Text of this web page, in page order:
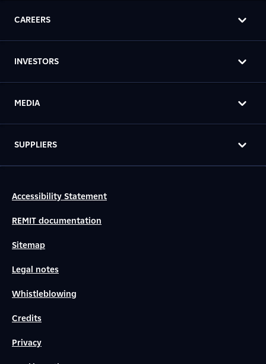
CAREERS
INVESTORS
MEDIA
SUPPLIERS
Accessibility Statement
REMIT documentation
Sitemap
Legal notes
Whistleblowing
Credits
Privacy